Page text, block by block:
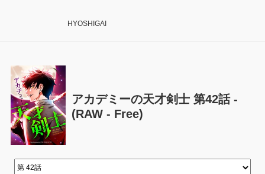
HYOSHIGAI
アカデミーの天才剣士 第42話 -
(RAW - Free)